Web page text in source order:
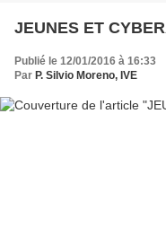
JEUNES ET
Publié le 12/01/2016 à 16:33
Par P. Silvio Moreno, IVE